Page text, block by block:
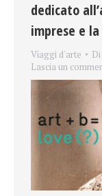
dedicato
imprese e
Viaggi d'arte Di
Lascia un